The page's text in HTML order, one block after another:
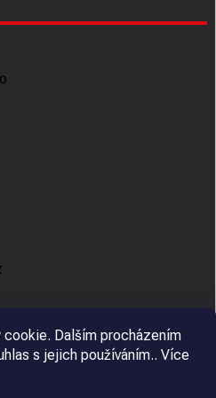
Dalším procházením
s jejich používáním.. Více